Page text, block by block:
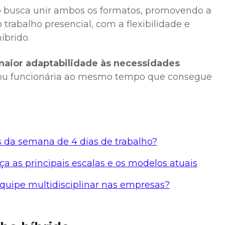
unir ambos os formatos, promovendo a
trabalho presencial, com a flexibilidade e
adaptabilidade às necessidades
funcionária ao mesmo tempo que consegue
semana de 4 dias de trabalho?
as principais escalas e os modelos atuais
multidisciplinar nas empresas?